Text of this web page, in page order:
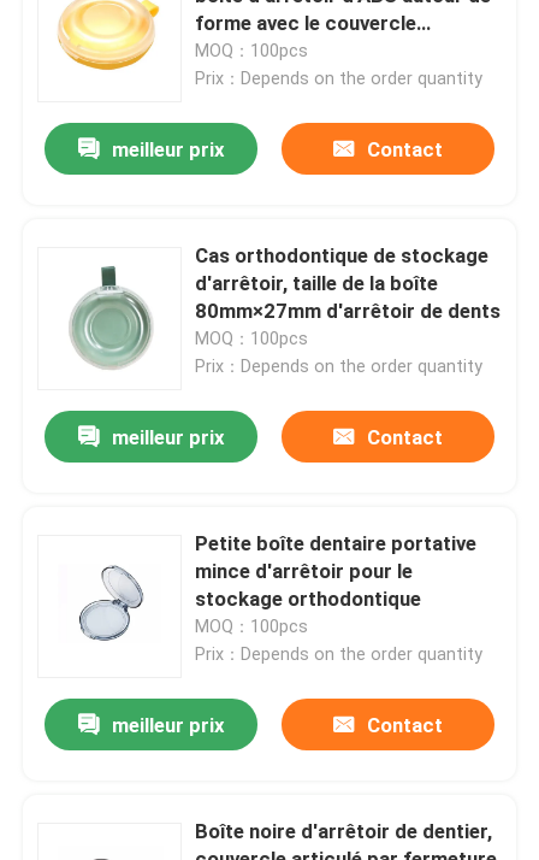
Accueil
Contacts
Boîte dentaire de couronne
Boîte dentaire d'arrêtoir
Boîte dentaire de dentier
Caisse de dispositif d'alignement avec le miroir
Solvant orthodontique de dispositif d'alignement
forme avec le couvercle
transparent
MOQ：100pcs
Prix：Depends on the order quantity
meilleur prix Contact
Cas orthodontique de stockage
d'arrêtoir, taille de la boîte
80mm×27mm d'arrêtoir de dents
MOQ：100pcs
Prix：Depends on the order quantity
meilleur prix Contact
Petite boîte dentaire portative
mince d'arrêtoir pour le
stockage orthodontique
MOQ：100pcs
Prix：Depends on the order quantity
meilleur prix Contact
Boîte noire d'arrêtoir de dentier,